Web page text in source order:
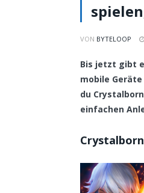
VON BYTELOOP
Bis jetzt gibt
mobile
du
einfachen